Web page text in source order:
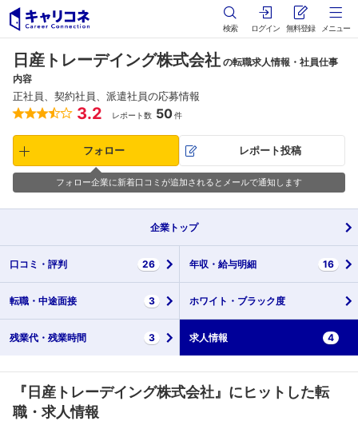
検索 ログイン 無料登録 メニュー
日産トレーデイング株式会社 の転職求人情報・社員仕事
内容
正社員、契約社員、派遣社員の応募情報
3.2 レポート数 50件
フォロー レポート投稿
フォロー企業に新着口コミが追加されるとメールで通知します
企業 トップ
口コミ・ 評判 26 年収・ 給与明細 16
転職・ 中途面接 3 ホワイト・ ブラック度
残業代・ 残業時間 3 求人情報 4
『日産トレーデイング株式会社』にヒットした転
職・求人情報